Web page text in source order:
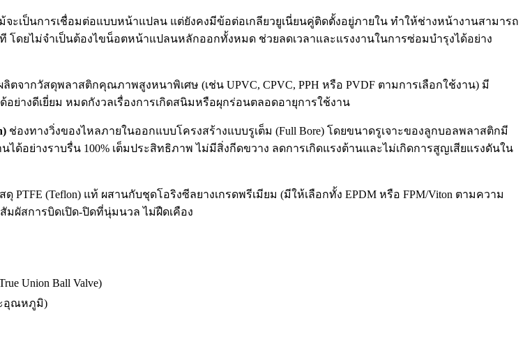
จะเป็นการเชื่อมต่อแบบหน้าแปลน แต่ยังคงมีข้อต่อเกลียวยูเนี่ยนคู่ติดตั้งอยู่ภายใน ทำให้ช่างหน้างานสามารถ
ดยไม่จำเป็นต้องไขน็อตหน้าแปลนหลักออกทั้งหมด ช่วยลดเวลาและแรงงานในการซ่อมบำรุงได้อย่าง
ลิตจากวัสดุพลาสติกคุณภาพสูงหนาพิเศษ (เช่น UPVC, CPVC, PPH หรือ PVDF ตามการเลือกใช้งาน) มี
ย่างดีเยี่ยม หมดกังวลเรื่องการเกิดสนิมหรือผุกร่อนตลอดอายุการใช้งาน
ช่องทางวิ่งของไหลภายในออกแบบโครงสร้างแบบรูเต็ม (Full Bore) โดยขนาดรูเจาะของลูกบอลพลาสติกมี
อย่างราบรื่น 100% เต็มประสิทธิภาพ ไม่มีสิ่งกีดขวาง ลดการเกิดแรงต้านและไม่เกิดการสูญเสียแรงดันใน
ดุ PTFE (Teflon) แท้ ผสานกับชุดโอริงซีลยางเกรดพรีเมียม (มีให้เลือกทั้ง EPDM หรือ FPM/Viton ตามความ
ผัสการบิดเปิด-ปิดที่นุ่มนวล ไม่ฝืดเคือง
Union Ball Valve)
ะอุณหภูมิ)